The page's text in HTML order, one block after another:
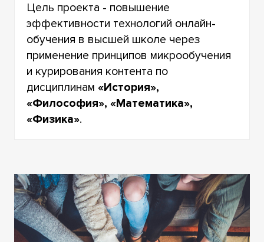
Цель проекта - повышение
эффективности технологий онлайн-
обучения в высшей школе через
применение принципов микрообучения
и курирования контента по
дисциплинам «История»,
«Философия», «Математика»,
«Физика».